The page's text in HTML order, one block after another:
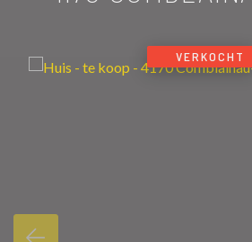
VERKOCHT